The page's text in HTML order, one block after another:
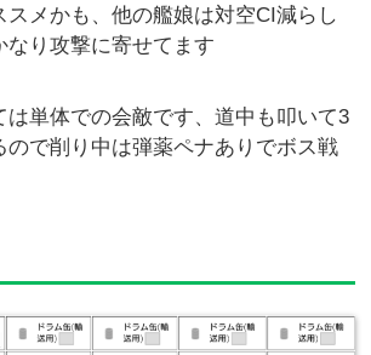
スメかも、他の艦娘は対空CI減らし
なり攻撃に寄せてます
は単体での会敵です、道中も叩いて3
ので削り中は弾薬ペナありでボス戦